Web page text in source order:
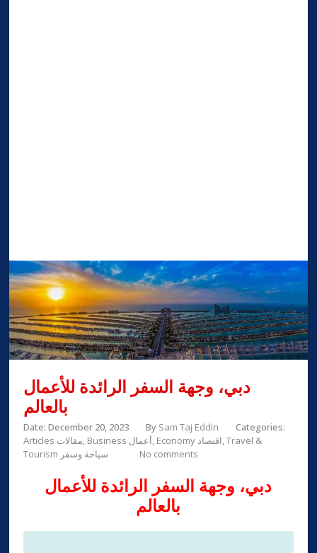
دبي، وجهة السفر الرائدة للأعمال
بالعالم
Date: December 20, 2023 By Sam Taj Eddin
Categories:
Articles مقالات
Business أعمال Economy اقتصاد Travel &
Tourism سياحة وسفر
No comments
دبي، وجهة السفر الرائدة للأعمال
بالعالم